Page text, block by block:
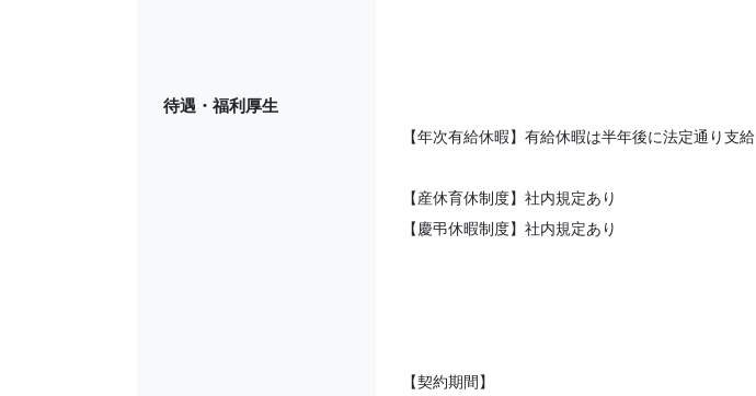
待遇・福利厚生
【年次有給休暇】有給休暇は半年後に法定通り支給
【産休育休制度】社内規定あり
【慶弔休暇制度】社内規定あり
【契約期間】